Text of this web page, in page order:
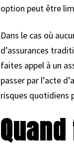
option peut être
Dans le cas où
d’assurances
faites appel à un
passer par l’acte
risques quotidiens